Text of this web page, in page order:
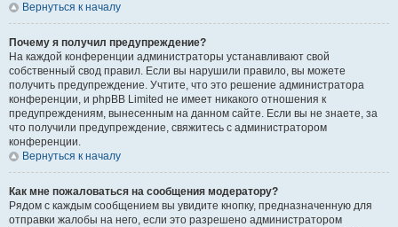
Вернуться к началу
Почему я получил предупреждение?
На каждой конференции администраторы устанавливают свой
собственный свод правил. Если вы нарушили правило, вы можете
получить предупреждение. Учтите, что это решение администратора
конференции, и phpBB Limited не имеет никакого отношения к
предупреждениям, вынесенным на данном сайте. Если вы не знаете, за
что получили предупреждение, свяжитесь с администратором
конференции.
Вернуться к началу
Как мне пожаловаться на сообщения модератору?
Рядом с каждым сообщением вы увидите кнопку, предназначенную для
отправки жалобы на него, если это разрешено администратором